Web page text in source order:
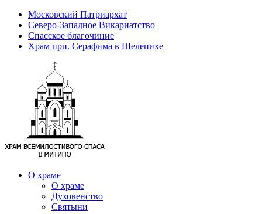
Московский Патриархат
Северо-Западное Викариатство
Спасское благочиние
Храм прп. Серафима в Шелепихе
О храме
О храме
Духовенство
Святыни